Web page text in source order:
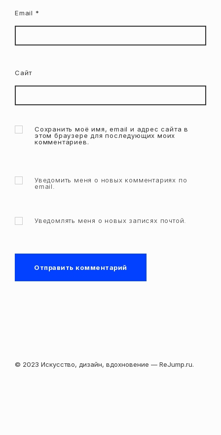
Email *
Сайт
Сохранить моё имя, email и адрес сайта в
этом браузере для последующих моих
комментариев.
Уведомить меня о новых комментариях по
email.
Уведомлять меня о новых записях почтой.
© 2023 Искусство, дизайн, вдохновение — ReJump.ru.